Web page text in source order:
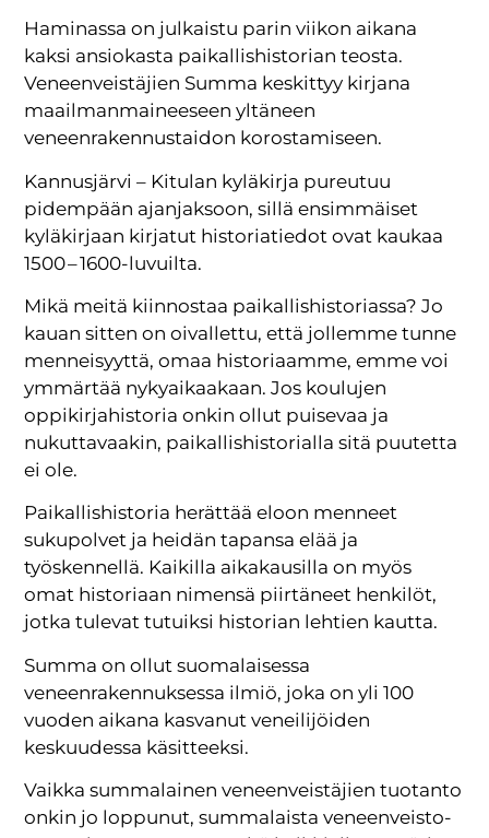
Haminassa on julkaistu parin viikon aikana
kaksi ansiokasta paikallishistorian teosta.
Veneenveistäjien Summa keskittyy kirjana
maailmanmaineeseen yltäneen
veneenrakennustaidon korostamiseen.
Kannusjärvi – Kitulan kyläkirja pureutuu
pidempään ajanjaksoon, sillä ensimmäiset
kyläkirjaan kirjatut historiatiedot ovat kaukaa
1500 – 1600-luvuilta.
Mikä meitä kiinnostaa paikallishistoriassa? Jo
kauan sitten on oivallettu, että jollemme tunne
menneisyyttä, omaa historiaamme, emme voi
ymmärtää nykyaikaakaan. Jos koulujen
oppikirjahistoria onkin ollut puisevaa ja
nukuttavaakin, paikallishistorialla sitä puutetta
ei ole.
Paikallishistoria herättää eloon menneet
sukupolvet ja heidän tapansa elää ja
työskennellä. Kaikilla aikakausilla on myös
omat historiaan nimensä piirtäneet henkilöt,
jotka tulevat tutuiksi historian lehtien kautta.
Summa on ollut suomalaisessa
veneenrakennuksessa ilmiö, joka on yli 100
vuoden aikana kasvanut veneilijöiden
keskuudessa käsitteeksi.
Vaikka summalainen veneenveistäjien tuotanto
onkin jo loppunut, summalaista veneenveisto-